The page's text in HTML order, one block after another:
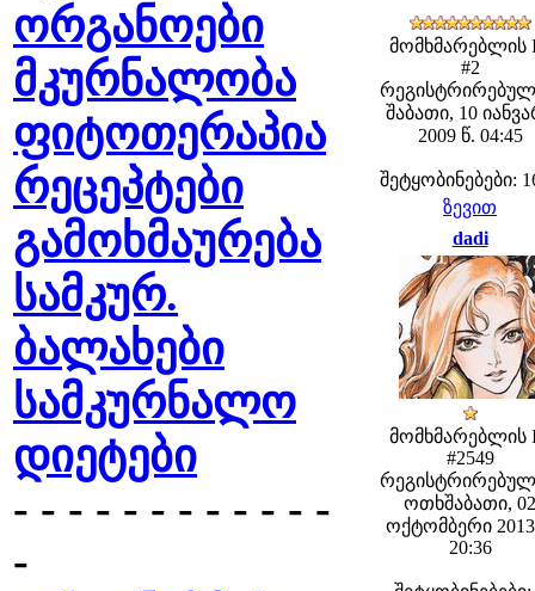
ორგანოები
მკურნალობა
ფიტოთერაპია
რეცეპტები
გამოხმაურება
სამკურ.
ბალახები
სამკურნალო
დიეტები
- - - - - - - - - - - -
-
მომხმარებლის
#2
შაბათი, 10
2009 წ. 04:45
შეტყობინებები:
ზევით
dadi
მომხმარებლის
#2549
ოთხშაბათი, 02
ოქტომბერი
20:36